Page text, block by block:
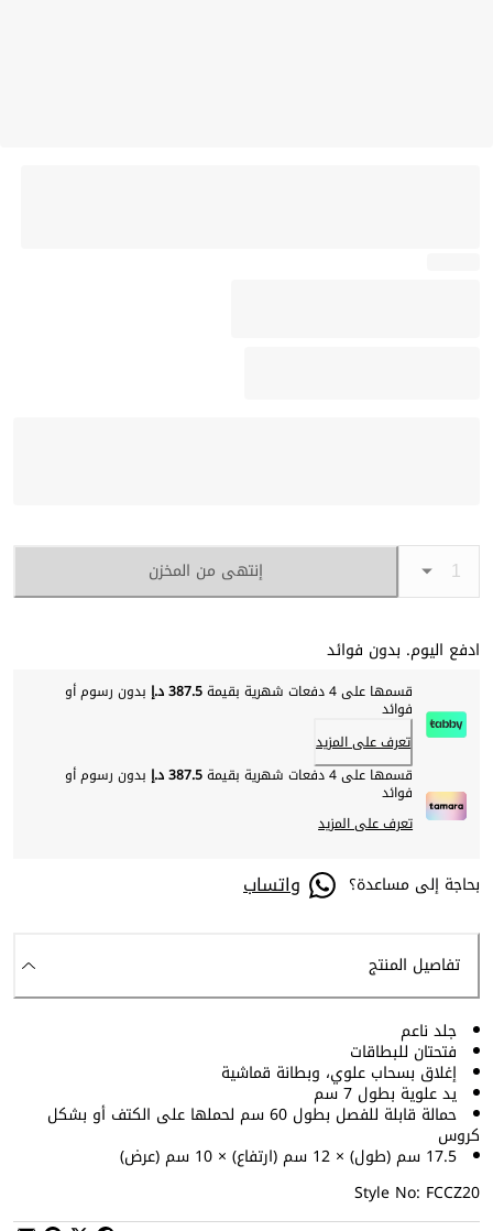
إنتهى من المخزن
ادفع اليوم. بدون فوائد
قسمها على 4 دفعات شهرية بقيمة 387.5 د.إ بدون رسوم أو
فوائد
تعرف على المزيد
قسمها على 4 دفعات شهرية بقيمة
387.5 د.إ بدون رسوم أو
فوائد
تعرف على المزيد
بحاجة إلى مساعدة؟ واتساب
تفاصيل المنتج
جلد ناعم
فتحتان للبطاقات
إغلاق بسحاب علوي، وبطانة قماشية
يد علوية بطول 7 سم
حمالة قابلة للفصل بطول 60 سم لحملها على الكتف أو بشكل
كروس
17.5 سم (طول) × 12 سم (ارتفاع) × 10 سم (عرض)
Style No: FCCZ20